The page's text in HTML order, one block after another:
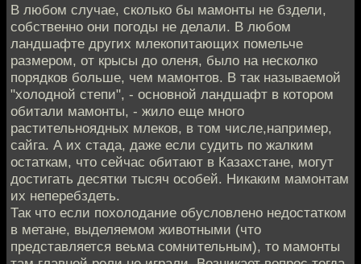
В любом случае, сколько бы мамонты не бздели,
собственно они погоды не делали. В любом
ландшафте других млекопитающих помельче
размером, от крысы до оленя, было на несколко
порядков больше, чем мамонтов. В так называемой
"холодной степи", - основной ландшафт в котором
обитали мамонты, - жило еще много
растительноядных млеков, в том числе,например,
сайга. А их стада, даже если судить по жалким
остаткам, что сейчас обитают в Казахстане, могут
достигать десятки тысяч особей. Никаким мамонтам
их неперебздеть.
Так что если похолодание обусловлено недостатком
в метане, выделяемом животными (что
представляется веьма сомнительным), то мамонты